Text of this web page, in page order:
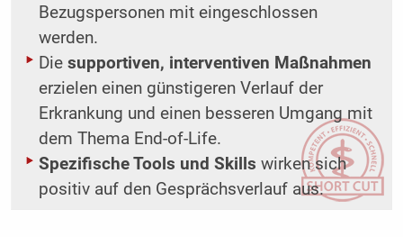
Bezugspersonen mit eingeschlossen
werden.
Die supportiven, interventiven Maßnahmen
erzielen einen günstigeren Verlauf der
Erkrankung und einen besseren Umgang mit
dem Thema End-of-Life.
Spezifische Tools und Skills wirken sich
positiv auf den Gesprächsverlauf aus.